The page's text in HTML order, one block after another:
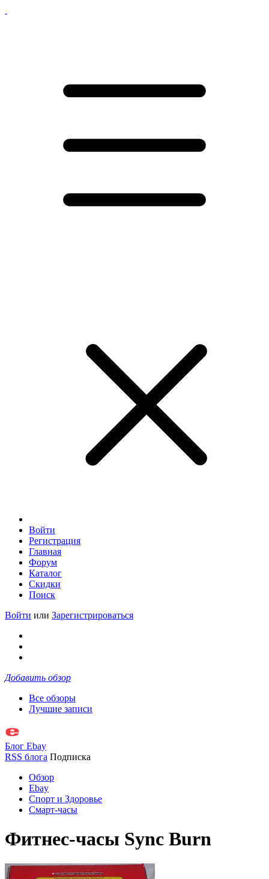
Войти
Регистрация
Главная
Форум
Каталог
Скидки
Поиск
Войти или Зарегистрироваться
Добавить обзор
Все обзоры
Лучшие записи
Блог Ebay
RSS блога Подписка
Обзор
Ebay
Спорт и Здоровье
Смарт-часы
Фитнес-часы Sync Burn